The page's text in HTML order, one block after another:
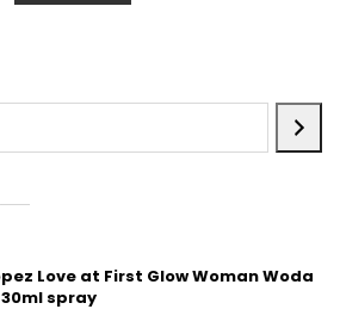
Love at First Glow Woman Woda
spray